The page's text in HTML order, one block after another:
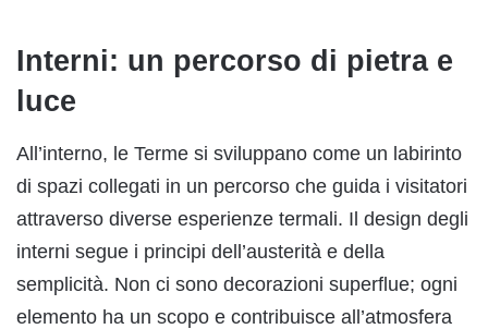
Interni: un percorso di pietra e
luce
All’interno, le Terme si sviluppano come un labirinto
di spazi collegati in un percorso che guida i visitatori
attraverso diverse esperienze termali. Il design degli
interni segue i principi dell’austerità e della
semplicità. Non ci sono decorazioni superflue; ogni
elemento ha un scopo e contribuisce all’atmosfera